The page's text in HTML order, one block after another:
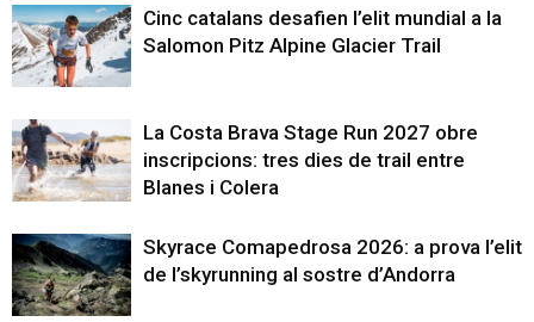
Cinc catalans desafien l’elit mundial a la
Salomon Pitz Alpine Glacier Trail
La Costa Brava Stage Run 2027 obre
inscripcions: tres dies de trail entre
Blanes i Colera
Skyrace Comapedrosa 2026: a prova l’elit
de l’skyrunning al sostre d’Andorra